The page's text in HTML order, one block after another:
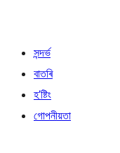
সন্দৰ্ভ
বাতৰি
হ’ষ্টিং
গোপনীয়তা